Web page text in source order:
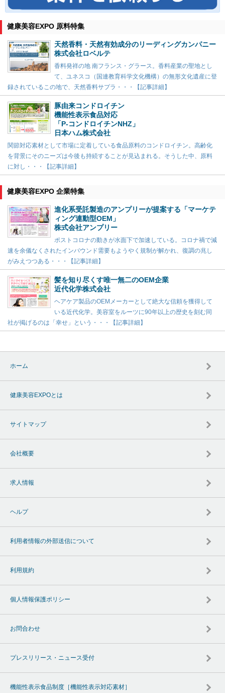
健康美容EXPO 原料特集
天然香料・天然有効成分のリーディングカンパニー
株式会社ロベルテ
香料発祥の地 南フランス・グラース。香料産業の聖地とし
て、ユネスコ（国連教育科学文化機構）の無形文化遺産に登
録されているこの地で、天然香料サプラ・・・【記事詳細】
豚由来コンドロイチン
機能性表示食品対応
「P-コンドロイチンNHZ」
日本ハム株式会社
関節対応素材として市場に定着している食品原料のコンドロイチン。高齢化
を背景にそのニーズは今後も持続することが見込まれる。そうした中、原料
に対し・・・【記事詳細】
健康美容EXPO 企業特集
進化系受託製造のアンプリーが提案する「マーケテ
ィング連動型OEM」
株式会社アンプリー
ポストコロナの動きが水面下で加速している。コロナ禍で減
速を余儀なくされたインバウンド需要もようやく規制が解かれ、復調の兆し
がみえつつある・・・【記事詳細】
髪を知り尽くす唯一無二のOEM企業
近代化学株式会社
ヘアケア製品のOEMメーカーとして絶大な信頼を獲得して
いる近代化学。美容室をルーツに90年以上の歴史を刻む同
社が掲げるのは「幸せ」という・・・【記事詳細】
ホーム
健康美容EXPOとは
サイトマップ
会社概要
求人情報
ヘルプ
利用者情報の外部送信について
利用規約
個人情報保護ポリシー
お問合わせ
プレスリリース・ニュース受付
機能性表示食品制度［機能性表示対応素材］